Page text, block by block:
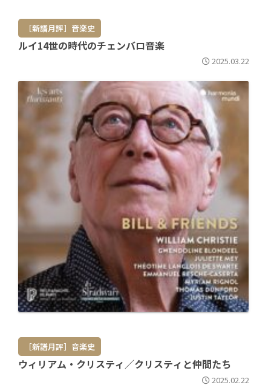
［新譜月評］音楽史
ルイ14世の時代のチェンバロ音楽
2025.03.22
［新譜月評］音楽史
ウィリアム・クリスティ／クリスティと仲間たち
2025.02.22